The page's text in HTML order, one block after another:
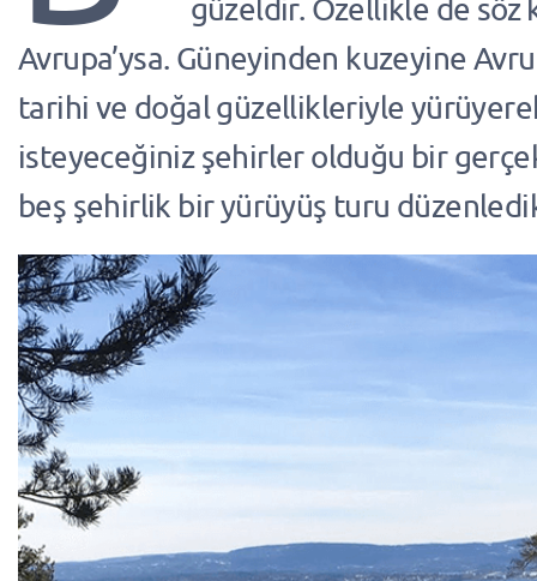
güzeldir. Özellikle de söz
Avrupa’ysa. Güneyinden kuzeyine
tarihi ve doğal güzellikleriyle
isteyeceğiniz şehirler olduğu bir
beş şehirlik bir yürüyüş turu